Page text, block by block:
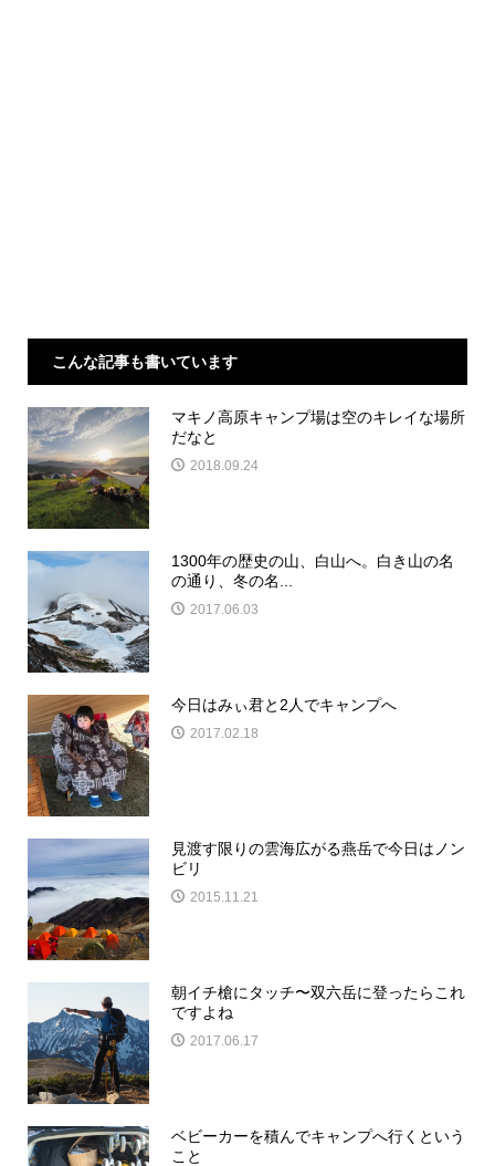
こんな記事も書いています
マキノ高原キャンプ場は空のキレイな場所
だなと
2018.09.24
1300年の歴史の山、白山へ。白き山の名
の通り、冬の名...
2017.06.03
今日はみぃ君と2人でキャンプへ
2017.02.18
見渡す限りの雲海広がる燕岳で今日はノン
ビリ
2015.11.21
朝イチ槍にタッチ〜双六岳に登ったらこれ
ですよね
2017.06.17
ベビーカーを積んでキャンプへ行くという
こと